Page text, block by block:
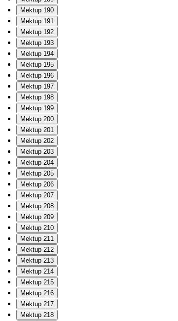
Mektup 190
Mektup 191
Mektup 192
Mektup 193
Mektup 194
Mektup 195
Mektup 196
Mektup 197
Mektup 198
Mektup 199
Mektup 200
Mektup 201
Mektup 202
Mektup 203
Mektup 204
Mektup 205
Mektup 206
Mektup 207
Mektup 208
Mektup 209
Mektup 210
Mektup 211
Mektup 212
Mektup 213
Mektup 214
Mektup 215
Mektup 216
Mektup 217
Mektup 218